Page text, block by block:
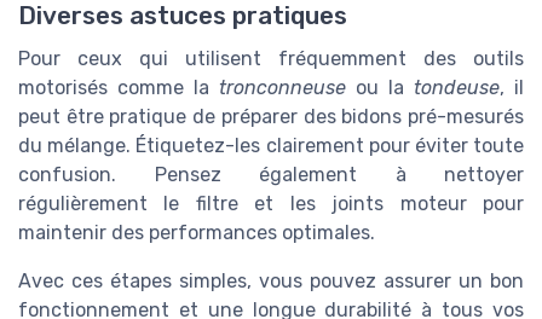
Diverses astuces pratiques
Pour ceux qui utilisent fréquemment des outils
motorisés comme la tronconneuse ou la tondeuse, il
peut être pratique de préparer des bidons pré-mesurés
du mélange. Étiquetez-les clairement pour éviter toute
confusion. Pensez également à nettoyer
régulièrement le filtre et les joints moteur pour
maintenir des performances optimales.
Avec ces étapes simples, vous pouvez assurer un bon
fonctionnement et une longue durabilité à tous vos